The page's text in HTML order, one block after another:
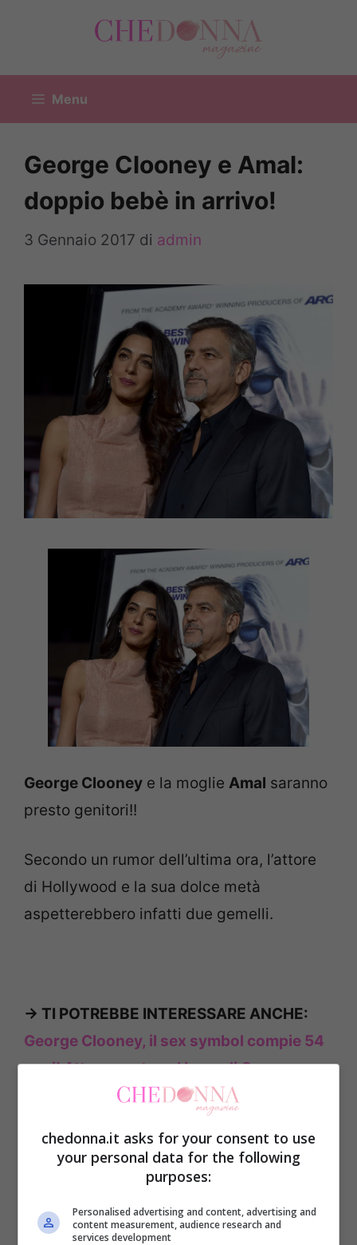
Menu
George Clooney e Amal:
doppio bebè in arrivo!
3 Gennaio 2017 di admin
George Clooney e la moglie Amal saranno
presto genitori!!
Secondo un rumor dell’ultima ora, l’attore
di Hollywood e la sua dolce metà
aspetterebbero infatti due gemelli.
-> TI POTREBBE INTERESSARE ANCHE:
George Clooney, il sex symbol compie 54
anni! Atteso party sul Lago di Como
A dare la notizia è il quotidiano libanese
vicina alla famiglia di Amal, ha svelato la
chedonna.it asks for your consent to use
your personal data for the following
purposes:
Personalised advertising and content, advertising and
content measurement, audience research and
services development